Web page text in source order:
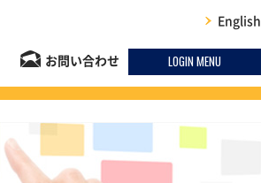
English
お問い合わせ LOGIN MENU